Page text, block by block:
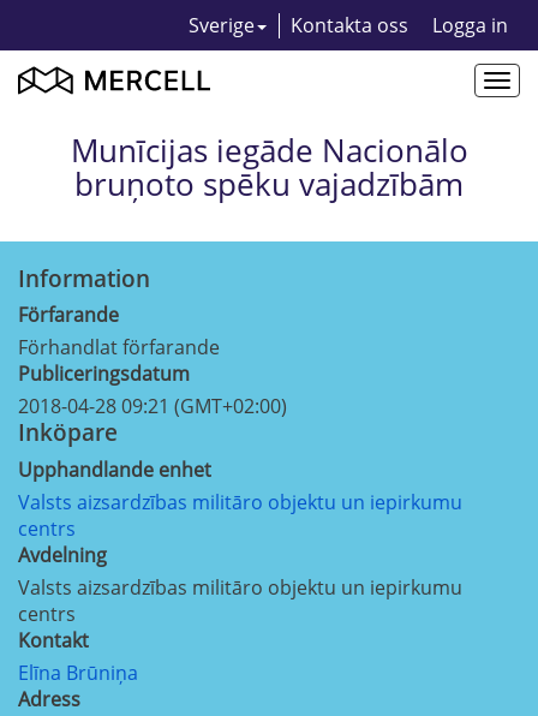
Sverige Kontakta oss Logga in
Munīcijas iegāde Nacionālo
bruņoto spēku vajadzībām
Information
Förfarande
Förhandlat förfarande
Publiceringsdatum
2018-04-28 09:21 (GMT+02:00)
Inköpare
Upphandlande enhet
Valsts aizsardzības militāro objektu un iepirkumu
centrs
Avdelning
Valsts aizsardzības militāro objektu un iepirkumu
centrs
Kontakt
Elīna Brūniņa
Adress